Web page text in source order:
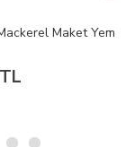
Maket Yem